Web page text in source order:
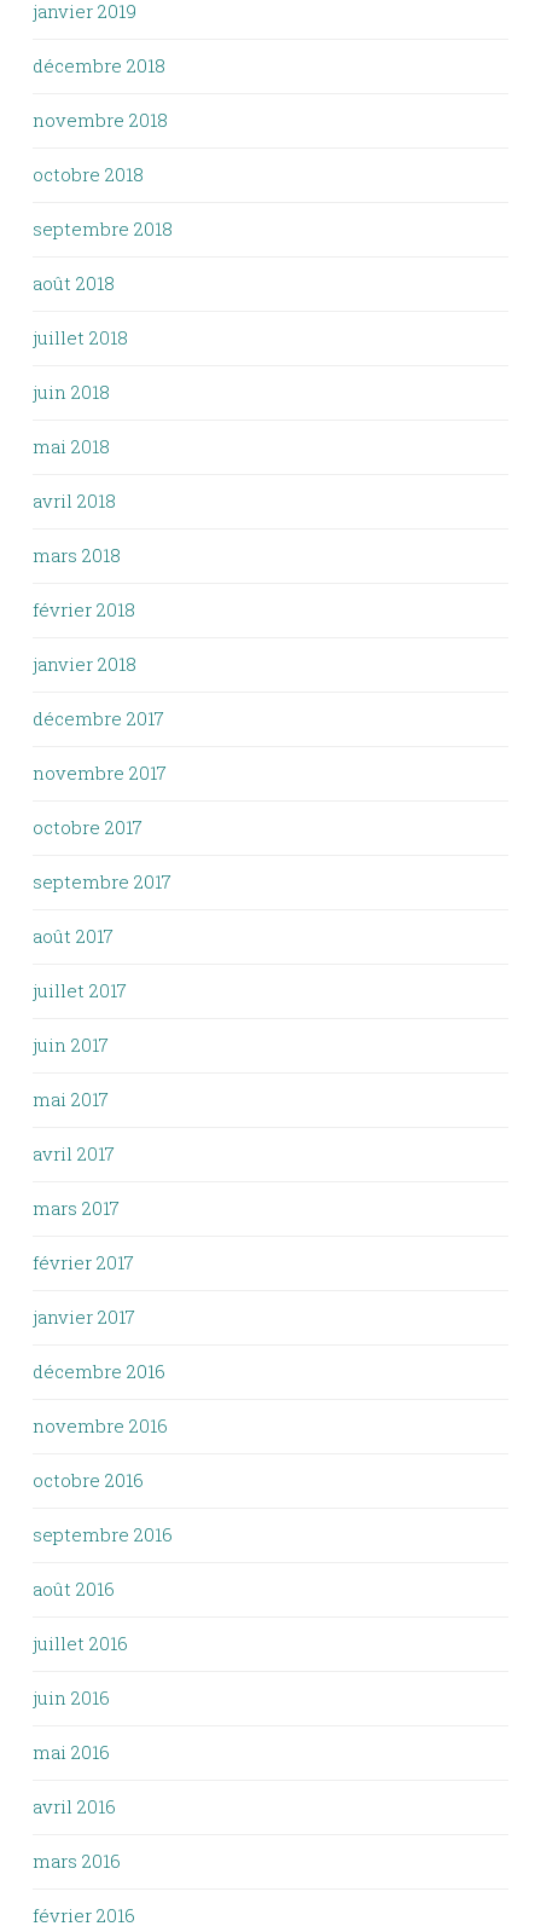
janvier 2019
décembre 2018
novembre 2018
octobre 2018
septembre 2018
août 2018
juillet 2018
juin 2018
mai 2018
avril 2018
mars 2018
février 2018
janvier 2018
décembre 2017
novembre 2017
octobre 2017
septembre 2017
août 2017
juillet 2017
juin 2017
mai 2017
avril 2017
mars 2017
février 2017
janvier 2017
décembre 2016
novembre 2016
octobre 2016
septembre 2016
août 2016
juillet 2016
juin 2016
mai 2016
avril 2016
mars 2016
février 2016